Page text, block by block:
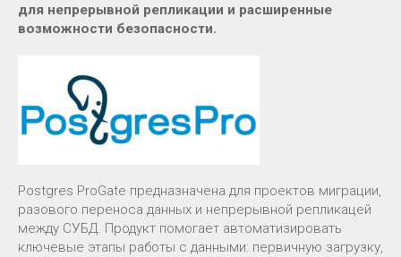
для непрерывной репликации и расширенные
возможности безопасности.
Postgres ProGate предназначена для проектов миграции,
разового переноса данных и непрерывной репликацей
между СУБД. Продукт помогает автоматизировать
ключевые этапы работы с данными: первичную загрузку,